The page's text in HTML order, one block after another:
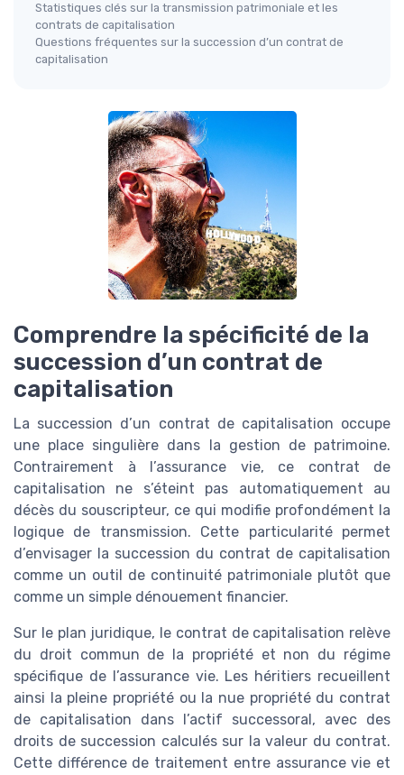
Statistiques clés sur la transmission patrimoniale et les
contrats de capitalisation
Questions fréquentes sur la succession d’un contrat de
capitalisation
Comprendre la spécificité de la
succession d’un contrat de
capitalisation
La succession d’un contrat de capitalisation occupe
une place singulière dans la gestion de patrimoine.
Contrairement à l’assurance vie, ce contrat de
capitalisation ne s’éteint pas automatiquement au
décès du souscripteur, ce qui modifie profondément la
logique de transmission. Cette particularité permet
d’envisager la succession du contrat de capitalisation
comme un outil de continuité patrimoniale plutôt que
comme un simple dénouement financier.
Sur le plan juridique, le contrat de capitalisation relève
du droit commun de la propriété et non du régime
spécifique de l’assurance vie. Les héritiers recueillent
ainsi la pleine propriété ou la nue propriété du contrat
de capitalisation dans l’actif successoral, avec des
droits de succession calculés sur la valeur du contrat.
Cette différence de traitement entre assurance vie et